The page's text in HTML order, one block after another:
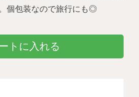
個包装なので旅行にも◎
トに入れる